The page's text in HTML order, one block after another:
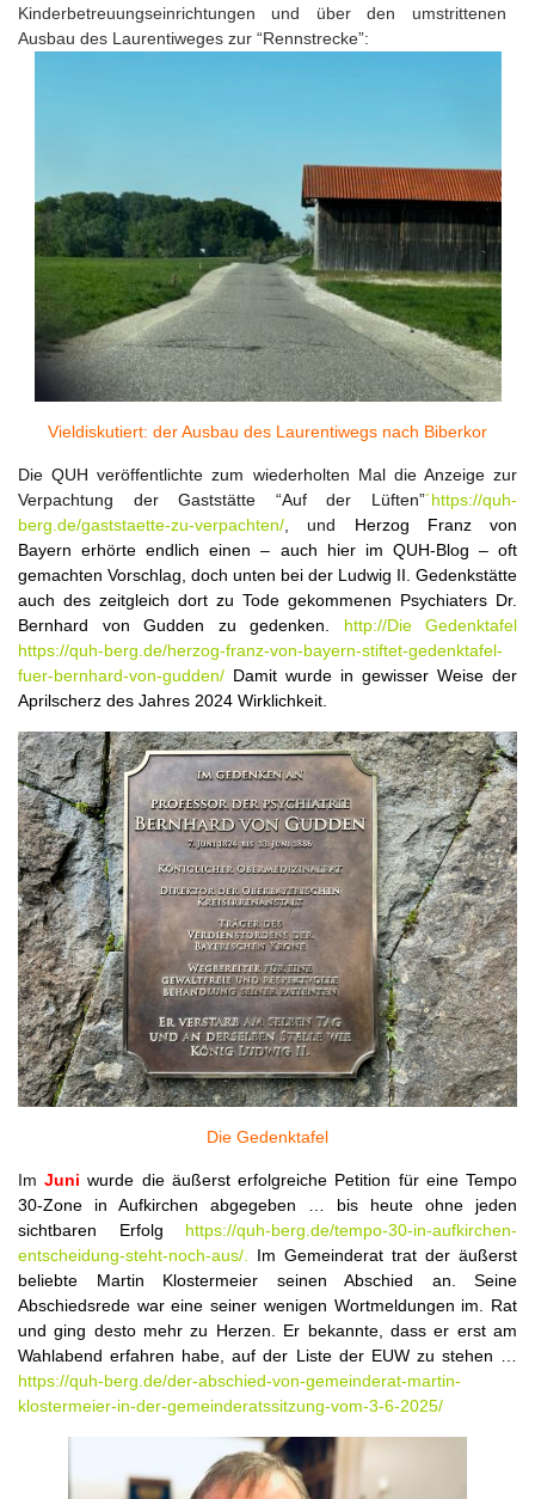
Kinderbetreuungseinrichtungen und über den umstrittenen
Ausbau des Laurentiweges zur “Rennstrecke”:
Vieldiskutiert: der Ausbau des Laurentiwegs nach Biberkor
Die QUH veröffentlichte zum wiederholten Mal die Anzeige zur
Verpachtung der Gaststätte “Auf der Lüften”´https://quh-
berg.de/gaststaette-zu-verpachten/, und Herzog Franz von
Bayern erhörte endlich einen – auch hier im QUH-Blog – oft
gemachten Vorschlag, doch unten bei der Ludwig II. Gedenkstätte
auch des zeitgleich dort zu Tode gekommenen Psychiaters Dr.
Bernhard von Gudden zu gedenken. http://Die Gedenktafel
https://quh-berg.de/herzog-franz-von-bayern-stiftet-gedenktafel-
fuer-bernhard-von-gudden/ Damit wurde in gewisser Weise der
Aprilscherz des Jahres 2024 Wirklichkeit.
Die Gedenktafel
ImJuniwurde die äußerst erfolgreiche Petition für eine Tempo
30-Zone in Aufkirchen abgegeben … bis heute ohne jeden
sichtbaren Erfolg https://quh-berg.de/tempo-30-in-aufkirchen-
entscheidung-steht-noch-aus/
Im Gemeinderat trat der äußerst
beliebte Martin Klostermeier seinen Abschied an. Seine
Abschiedsrede war eine seiner wenigen Wortmeldungen im. Rat
und ging desto mehr zu Herzen. Er bekannte, dass er erst am
Wahlabend erfahren habe, auf der Liste der EUW zu stehen …
https://quh-berg.de/der-abschied-von-gemeinderat-martin-
klostermeier-in-der-gemeinderatssitzung-vom-3-6-2025/